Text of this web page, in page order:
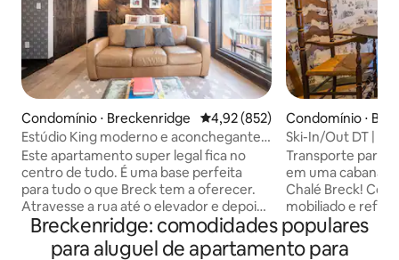
Condomínio ⋅ Breckenridge 4,92 de uma avaliação média de
4,92 (852)
Estúdio King moderno e aconchegante.
Na cidade. Em frente aos elevadores.
Este apartamento super legal fica no
centro de tudo. É uma base perfeita
para tudo o que Breck tem a oferecer.
Atravesse a rua até o elevador e depois:
aconchegue-se ao lado da lareira a
lenha, mergulhe na banheira de
Condomínio ⋅
Ski-In/Out DT |
até o elevador
Transporte para
em uma cabana
Chalé Breck!
mobiliado e
coração de
entrada/saída de
Breckenridge: comodidades populares
para aluguel de apartamento para